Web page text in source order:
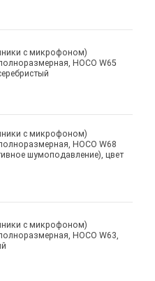
с микрофоном)
HOCO W65
с микрофоном)
HOCO W68
шумоподавление), цвет
с микрофоном)
HOCO W63,